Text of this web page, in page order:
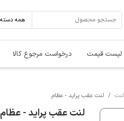
لیست قیمت درخواست مرجوع کالا
لنت لنت عقب پراید - عظام
لنت عقب پراید - عظام